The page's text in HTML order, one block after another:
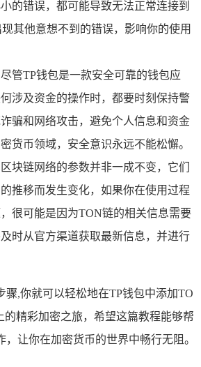
的错误，都可能导致无法正常连接到
其他意想不到的错误，影响你的使用
管TP钱包是一款安全可靠的钱包应
涉及资金的操作时，都要时刻保持警
骗和网络攻击，避免个人信息和资金
货币领域，安全意识永远不能松懈。
区块链网络的参数并非一成不变，它们
推移而发生变化，如果你在使用过程
很可能是因为TON链的相关信息需要
时从官方渠道获取最新信息，并进行
骤,你就可以轻松地在TP钱包中添加TO
精彩加密之旅，希望这篇教程能够帮
，让你在加密货币的世界中畅行无阻。